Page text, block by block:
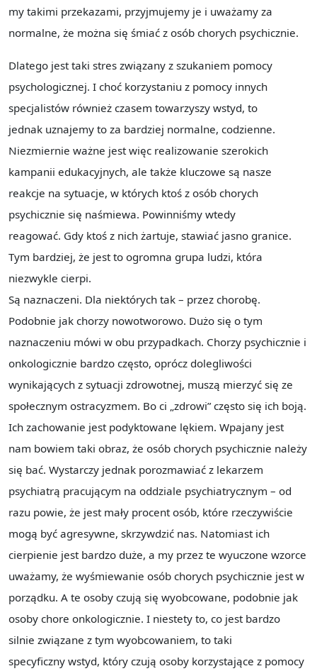
my takimi przekazami, przyjmujemy je i uważamy za
normalne, że można się śmiać z osób chorych psychicznie.
Dlatego jest taki stres związany z szukaniem pomocy
psychologicznej. I choć korzystaniu z pomocy innych
specjalistów również czasem towarzyszy wstyd, to
jednak uznajemy to za bardziej normalne, codzienne.
Niezmiernie ważne jest więc realizowanie szerokich
kampanii edukacyjnych, ale także kluczowe są nasze
reakcje na sytuacje, w których ktoś z osób chorych
psychicznie się naśmiewa. Powinniśmy wtedy
reagować. Gdy ktoś z nich żartuje, stawiać jasno granice.
Tym bardziej, że jest to ogromna grupa ludzi, która
niezwykle cierpi.
Są naznaczeni. Dla niektórych tak – przez chorobę.
Podobnie jak chorzy nowotworowo. Dużo się o tym
naznaczeniu mówi w obu przypadkach. Chorzy psychicznie i
onkologicznie bardzo często, oprócz dolegliwości
wynikających z sytuacji zdrowotnej, muszą mierzyć się ze
społecznym ostracyzmem. Bo ci „zdrowi” często się ich boją.
Ich zachowanie jest podyktowane lękiem. Wpajany jest
nam bowiem taki obraz, że osób chorych psychicznie należy
się bać. Wystarczy jednak porozmawiać z lekarzem
psychiatrą pracującym na oddziale psychiatrycznym – od
razu powie, że jest mały procent osób, które rzeczywiście
mogą być agresywne, skrzywdzić nas. Natomiast ich
cierpienie jest bardzo duże, a my przez te wyuczone wzorce
uważamy, że wyśmiewanie osób chorych psychicznie jest w
porządku. A te osoby czują się wyobcowane, podobnie jak
osoby chore onkologicznie. I niestety to, co jest bardzo
silnie związane z tym wyobcowaniem, to taki
specyficzny wstyd, który czują osoby korzystające z pomocy